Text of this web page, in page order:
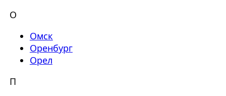
О
Омск
Оренбург
Орел
П